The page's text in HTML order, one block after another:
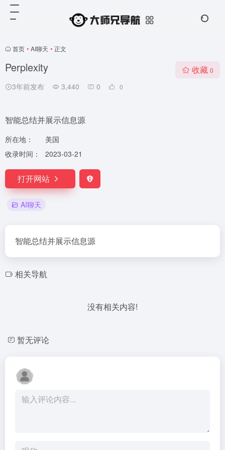
首页 • AI聊天 • 正文
Perplexity
3年前发布 3,440 0 0
收藏 0
智能总结并展示信息源
所在地：
美国
收录时间：
2023-03-21
打开网站
AI聊天
智能总结并展示信息源
相关导航
没有相关内容!
暂无评论